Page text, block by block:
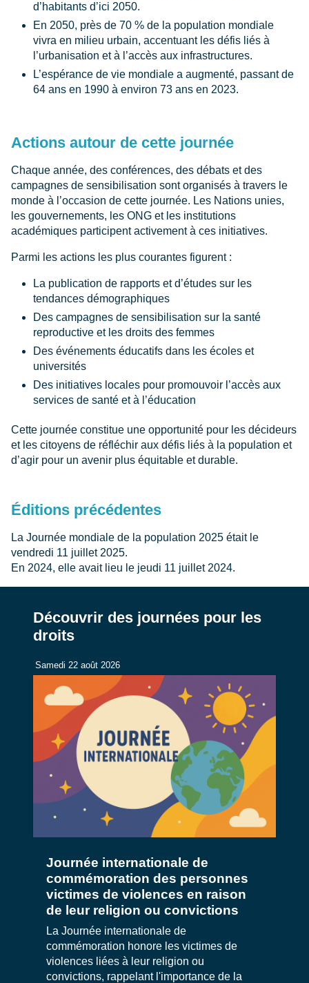
d’habitants d’ici 2050.
En 2050, près de 70 % de la population mondiale
vivra en milieu urbain, accentuant les défis liés à
l’urbanisation et à l’accès aux infrastructures.
L’espérance de vie mondiale a augmenté, passant de
64 ans en 1990 à environ 73 ans en 2023.
Actions autour de cette journée
Chaque année, des conférences, des débats et des
campagnes de sensibilisation sont organisés à travers le
monde à l’occasion de cette journée. Les Nations unies,
les gouvernements, les ONG et les institutions
académiques participent activement à ces initiatives.
Parmi les actions les plus courantes figurent :
La publication de rapports et d’études sur les
tendances démographiques
Des campagnes de sensibilisation sur la santé
reproductive et les droits des femmes
Des événements éducatifs dans les écoles et
universités
Des initiatives locales pour promouvoir l’accès aux
services de santé et à l’éducation
Cette journée constitue une opportunité pour les décideurs
et les citoyens de réfléchir aux défis liés à la population et
d’agir pour un avenir plus équitable et durable.
Éditions précédentes
La Journée mondiale de la population 2025 était le
vendredi 11 juillet 2025.
En 2024, elle avait lieu le jeudi 11 juillet 2024.
Découvrir des journées pour les
droits
Samedi 22 août 2026
Journée internationale de
commémoration des personnes
victimes de violences en raison
de leur religion ou convictions
La Journée internationale de
commémoration honore les victimes de
violences liées à leur religion ou
convictions, rappelant l'importance de la